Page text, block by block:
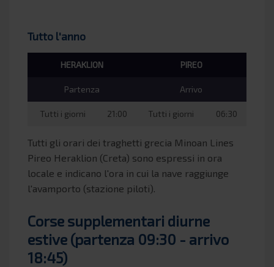
Tutto l'anno
HERAKLION PIREO
Partenza Arrivo
Tutti i giorni 21:00 Tutti i giorni 06:30
Tutti gli orari dei traghetti grecia Minoan Lines
Pireo Heraklion (Creta) sono espressi in ora
locale e indicano l'ora in cui la nave raggiunge
l'avamporto (stazione piloti).
Corse supplementari diurne
estive (partenza 09:30 - arrivo
18:45)